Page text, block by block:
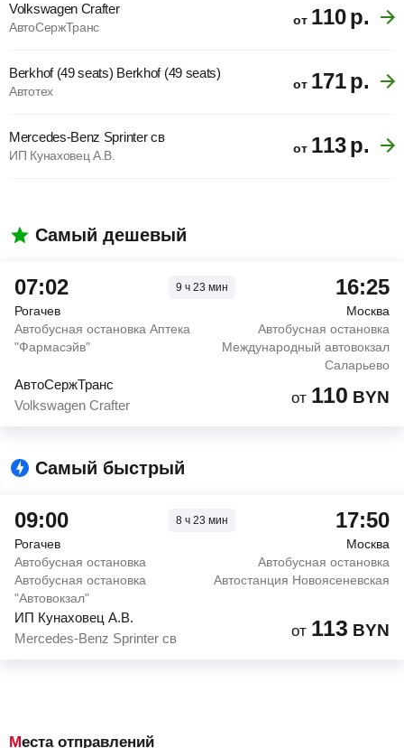
Volkswagen Crafter
АвтоСержТранс
от 110р.
Berkhof (49 seats) Berkhof (49 seats)
Автотех
от 171р.
Mercedes-Benz Sprinter св
ИП Кунаховец А.В.
от 113р.
Самый дешевый
07:02 9 ч 23 мин 16:25
Рогачев
Москва
Автобусная остановка Аптека
"Фармасэйв"
Автобусная остановка
Международный автовокзал
Саларьево
АвтоСержТранс
Volkswagen Crafter
от 110 BYN
Самый быстрый
09:00 8 ч 23 мин 17:50
Рогачев
Москва
Автобусная остановка
Автобусная остановка
"Автовокзал"
Автобусная остановка
Автостанция Новоясеневская
ИП Кунаховец А.В.
Mercedes-Benz Sprinter св
от 113 BYN
Места отправлений